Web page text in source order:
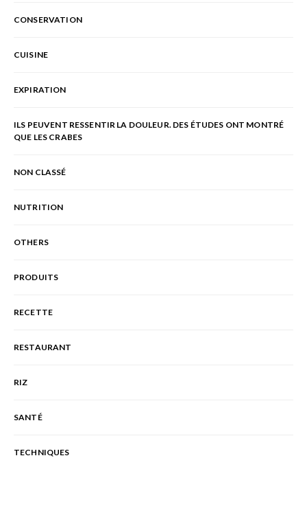
CONSERVATION
CUISINE
EXPIRATION
ILS PEUVENT RESSENTIR LA DOULEUR. DES ÉTUDES ONT MONTRÉ
QUE LES CRABES
NON CLASSÉ
NUTRITION
OTHERS
PRODUITS
RECETTE
RESTAURANT
RIZ
SANTÉ
TECHNIQUES